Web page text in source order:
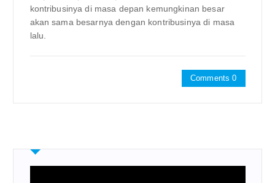
kontribusinya di masa depan kemungkinan besar
akan sama besarnya dengan kontribusinya di masa
lalu.
Comments 0